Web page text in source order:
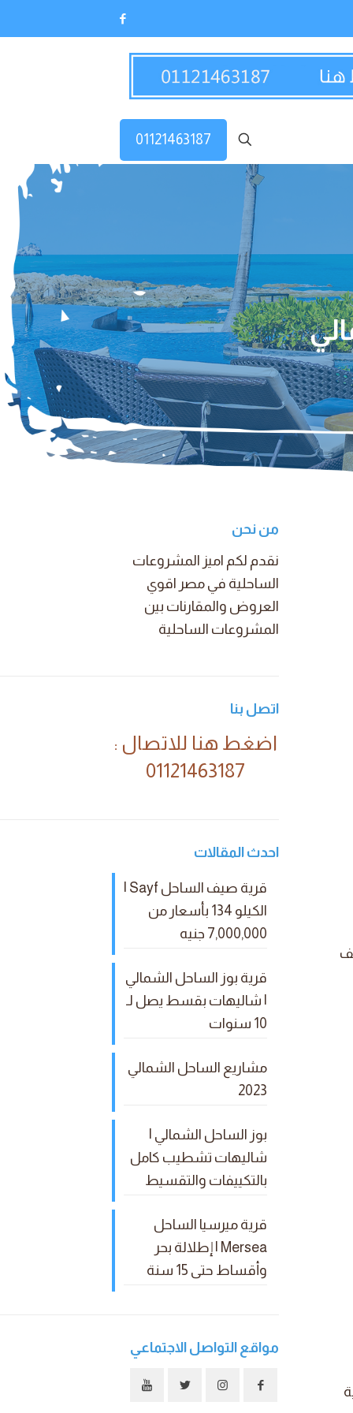
01121463187
من نحن
نقدم لكم اميز المشروعات
الساحلية في مصر اقوي
العروض والمقارنات بين
المشروعات الساحلية
اتصل بنا
اضغط هنا للاتصال :
01121463187
احدث المقالات
قرية صيف الساحل Sayf |
الكيلو 134 بأسعار من
7,000,000 جنيه
قرية بوز الساحل الشمالي
| شاليهات بقسط يصل لـ
10 سنوات
مشاريع الساحل الشمالي
2023
بوز الساحل الشمالي |
شاليهات تشطيب كامل
بالتكييفات والتقسيط
قرية ميرسيا الساحل
Mersea | إطلالة بحر
وأقساط حتى 15 سنة
مواقع التواصل الاجتماعي